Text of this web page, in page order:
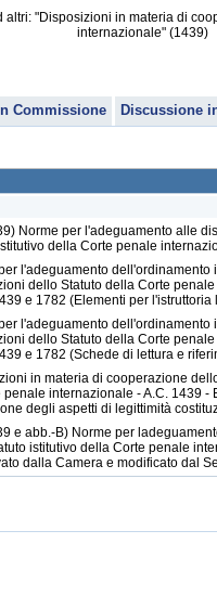
altri: "Disposizioni in materia di
internazionale" (1439)
Commissione Discussione
Norme per l'adeguamento alle
della Corte penale
l'adeguamento dell'ordinamento
dello Statuto della Corte
e 1782 (Elementi per l'istruttoria
l'adeguamento dell'ordinamento
dello Statuto della Corte
e 1782 (Schede di lettura e
in materia di cooperazione
penale internazionale - A.C. 1439 -
degli aspetti di legittimità
e abb.-B) Norme per
istitutivo della Corte penale
dalla Camera e modificato dal